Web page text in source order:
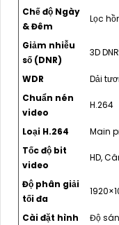
Chế độ Ngày
& Đêm
Lọc
Giảm nhiễu
số (DNR)
3D DNR
WDR
Dải
Chuẩn nén
video
H.264
Loại H.264
Main
Tốc độ bit
video
HD,
Độ phân giải
tối đa
Cài đặt hình
Độ